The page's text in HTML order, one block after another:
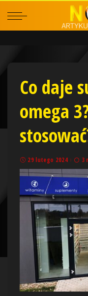
Co daje
omega
29 lutego 2024 3